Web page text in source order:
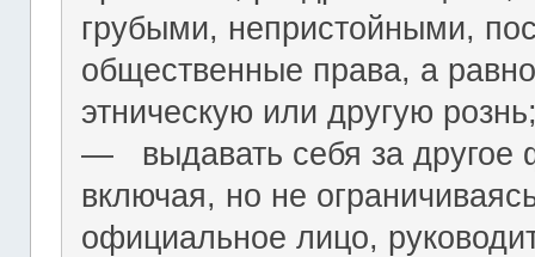
грубыми, непристойными,
общественные права, а
этническую или другую
― выдавать себя за другое
включая, но не
официальное лицо,